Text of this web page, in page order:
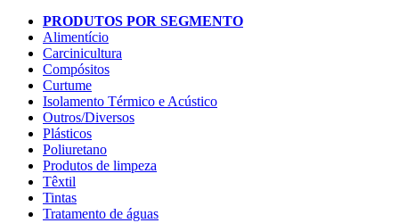
PRODUTOS POR SEGMENTO
Alimentício
Carcinicultura
Compósitos
Curtume
Isolamento Térmico e Acústico
Outros/Diversos
Plásticos
Poliuretano
Produtos de limpeza
Têxtil
Tintas
Tratamento de águas